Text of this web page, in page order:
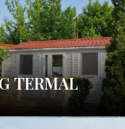
TERMAL